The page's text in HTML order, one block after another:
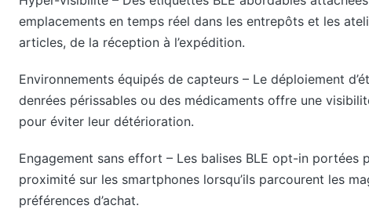
emplacements en temps réel dans les entrepôts et les
articles, de la réception à l’expédition.
Environnements équipés de capteurs – Le déploiement
denrées périssables ou des médicaments offre une
pour éviter leur détérioration.
Engagement sans effort – Les balises BLE opt-in
proximité sur les smartphones lorsqu’ils parcourent les
préférences d’achat.